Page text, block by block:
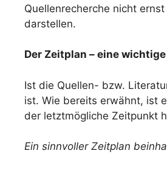
Quellenrecherche nicht
darstellen.
Der Zeitplan – eine
Ist die Quellen- bzw.
ist. Wie bereits erwähnt, ist
der letztmögliche Zeitpunkt
Ein sinnvoller Zeitplan